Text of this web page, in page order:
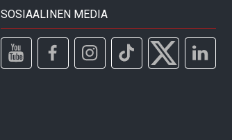
SOSIAALINEN MEDIA